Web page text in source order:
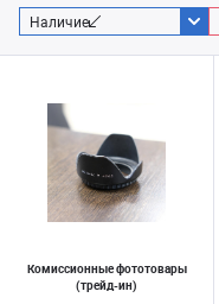
Наличие
Комиссионные фототовары
(трейд-ин)